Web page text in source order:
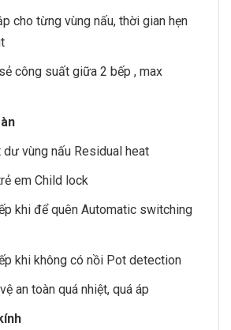
cho từng vùng nấu, thời gian hẹn
công suất giữa 2 bếp , max
vùng nấu Residual heat
em Child lock
khi để quên Automatic switching
khi không có nồi Pot detection
an toàn quá nhiệt, quá áp